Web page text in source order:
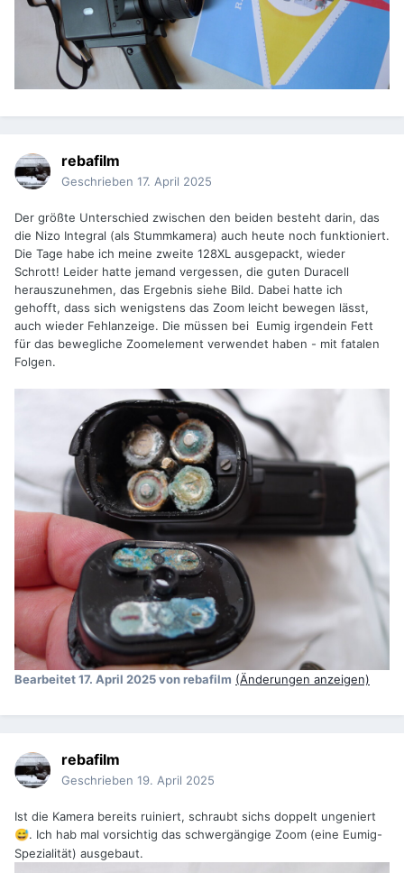
rebafilm
Geschrieben 17. April 2025
Der größte Unterschied zwischen den beiden besteht darin, das
die Nizo Integral (als Stummkamera) auch heute noch funktioniert.
Die Tage habe ich meine zweite 128XL ausgepackt, wieder
Schrott! Leider hatte jemand vergessen, die guten Duracell
herauszunehmen, das Ergebnis siehe Bild. Dabei hatte ich
gehofft, dass sich wenigstens das Zoom leicht bewegen lässt,
auch wieder Fehlanzeige. Die müssen bei Eumig irgendein Fett
für das bewegliche Zoomelement verwendet haben - mit fatalen
Folgen.
Bearbeitet17. April 2025von rebafilm (Änderungen anzeigen)
rebafilm
Geschrieben 19. April 2025
Ist die Kamera bereits ruiniert, schraubt sichs doppelt ungeniert
😅. Ich hab mal vorsichtig das schwergängige Zoom (eine Eumig-
Spezialität) ausgebaut.